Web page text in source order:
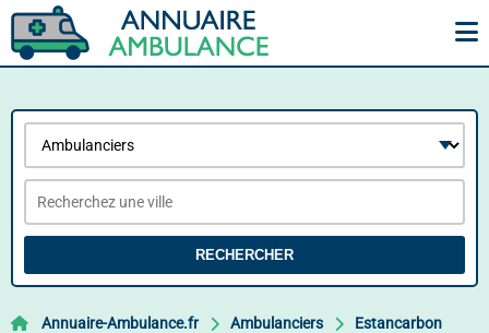
RECHERCHER
Annuaire-Ambulance.fr Ambulanciers Estancarbon